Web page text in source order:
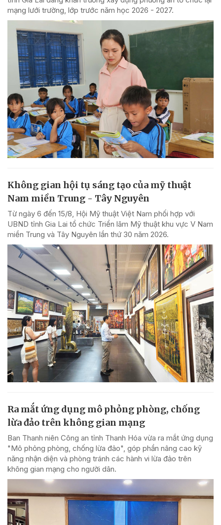
mạng lưới trường, lớp trước năm học 2026 - 2027.
Không gian hội tụ sáng tạo của mỹ thuật
Nam miền Trung - Tây Nguyên
Từ ngày 6 đến 15/8, Hội Mỹ thuật Việt Nam phối hợp với
UBND tỉnh Gia Lai tổ chức Triển lãm Mỹ thuật khu vực V Nam
miền Trung và Tây Nguyên lần thứ 30 năm 2026.
Ra mắt ứng dụng mô phỏng phòng, chống
lừa đảo trên không gian mạng
Ban Thanh niên Công an tỉnh Thanh Hóa vừa ra mắt ứng dụng
"Mô phỏng phòng, chống lừa đảo", góp phần nâng cao kỹ
năng nhận diện và phòng tránh các hành vi lừa đảo trên
không gian mạng cho người dân.